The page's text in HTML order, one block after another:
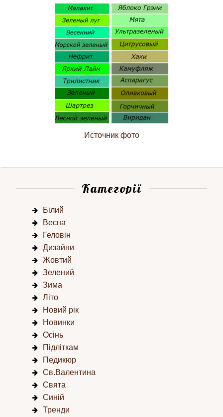
Источник фото
Категорії
Білий
Весна
Геловін
Дизайни
Жовтий
Зелений
Зима
Літо
Новий рік
Новинки
Осінь
Підліткам
Педикюр
Св.Валентина
Свята
Синій
Тренди